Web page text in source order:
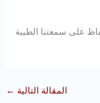
على سمعتنا الطيبة
المقالة التالية ←